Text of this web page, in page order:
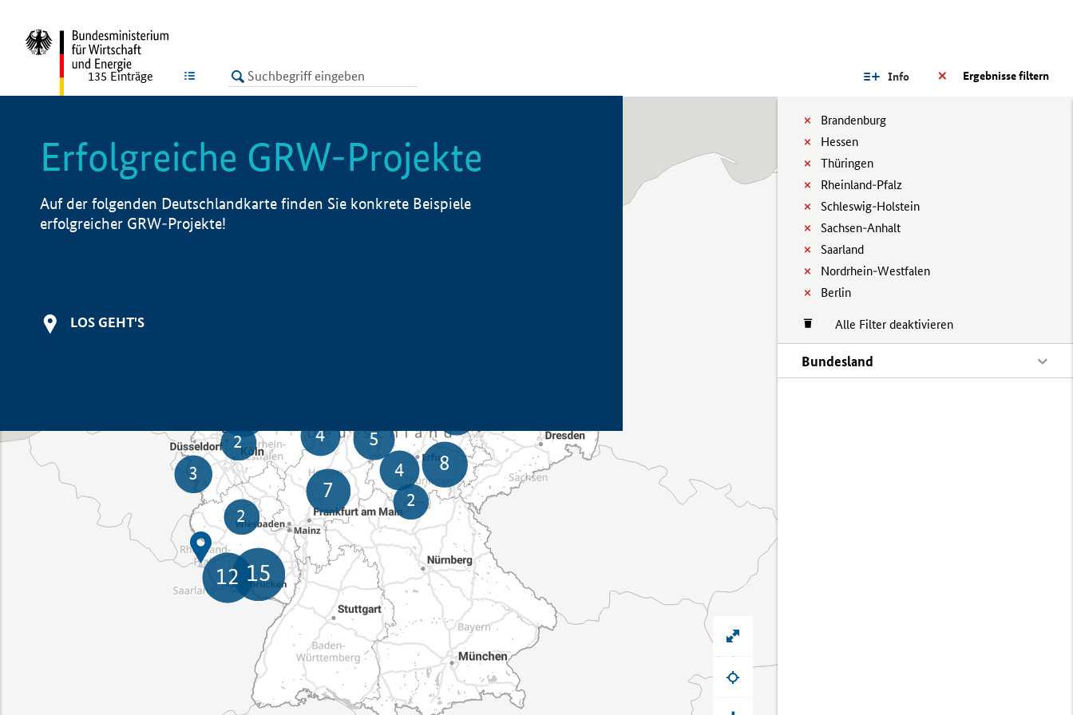
LISTE Ergebnisse filtern
Info
Brandenburg
Hessen
Thüringen
Rheinland-Pfalz
Schleswig-Holstein
Sachsen-Anhalt
Saarland
Nordrhein-Westfalen
Berlin
Alle Filter deaktivieren
Bundesland
135 Einträge
Erfolgreiche GRW-Projekte
Auf der folgenden Deutschlandkarte finden Sie konkrete Beispiele
erfolgreicher GRW-Projekte!
LOS GEHT'S